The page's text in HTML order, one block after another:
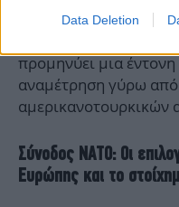
Data Deletion
να ανακόψει
προμηνύει μια έντονη
αναμέτρηση γύρω
αμερικανοτουρκικών
Σύνοδος ΝΑΤΟ: Οι
Ευρώπης και το